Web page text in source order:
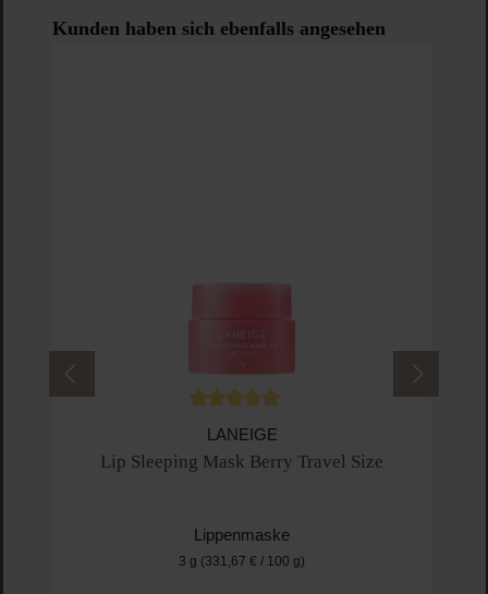
Produktgalerie überspringen
Kunden haben sich ebenfalls angesehen
LANEIGE
Lip Sleeping Mask Berry Travel Size
Lippenmaske
3 g (331,67 € / 100 g)